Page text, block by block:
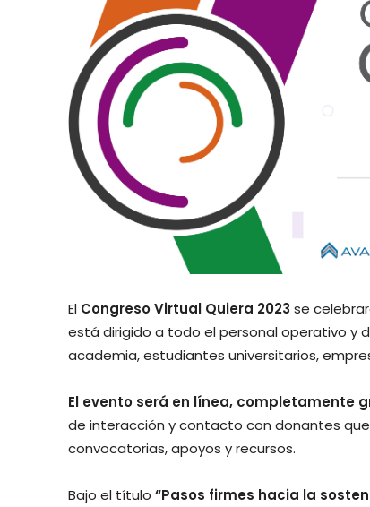
El Congreso Virtual Quiera 2023 se
está dirigido a todo el personal operativo y
academia, estudiantes universitarios,
El evento será en línea, completamente
de interacción y contacto con donantes
convocatorias, apoyos y recursos.
Bajo el título “Pasos firmes hacia la